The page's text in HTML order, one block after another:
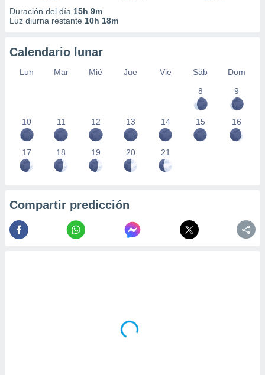
Duración del día 15h 9m
Luz diurna restante 10h 18m
Calendario lunar
Lun Mar Mié Jue Vie Sáb
Dom
8
9
10 11 12 13 14 15 16
17 18 19 20 21
Compartir predicción